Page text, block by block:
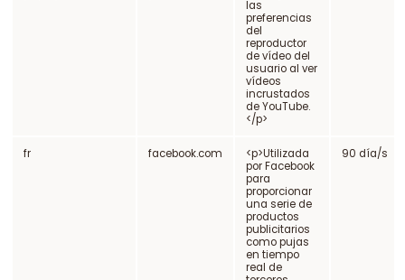
las
preferencias
del
reproductor
de vídeo del
usuario al ver
vídeos
incrustados
de YouTube.
</p>
fr facebook.com
<p>Utilizada
por Facebook
para
proporcionar
una serie de
productos
publicitarios
como pujas
en tiempo
real de
90 día/s